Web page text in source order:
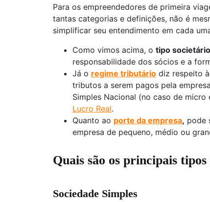
Para os empreendedores de primeira
tantas categorias e definições, não é
simplificar seu entendimento em cada
Como vimos acima, o tipo societário
responsabilidade dos sócios e a
Já o regime tributário diz respeito
tributos a serem pagos pela
Simples Nacional (no caso de micro
Lucro Real.
Quanto ao porte da empresa, pode
empresa de pequeno, médio ou
Quais são os principais
Sociedade Simples